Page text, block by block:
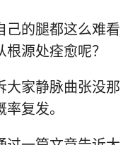
己的腿都这么难看
源处痊愈呢？
大家静脉曲张没那
复发。